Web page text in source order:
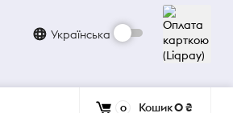
Українська
0 Кошик0 ₴